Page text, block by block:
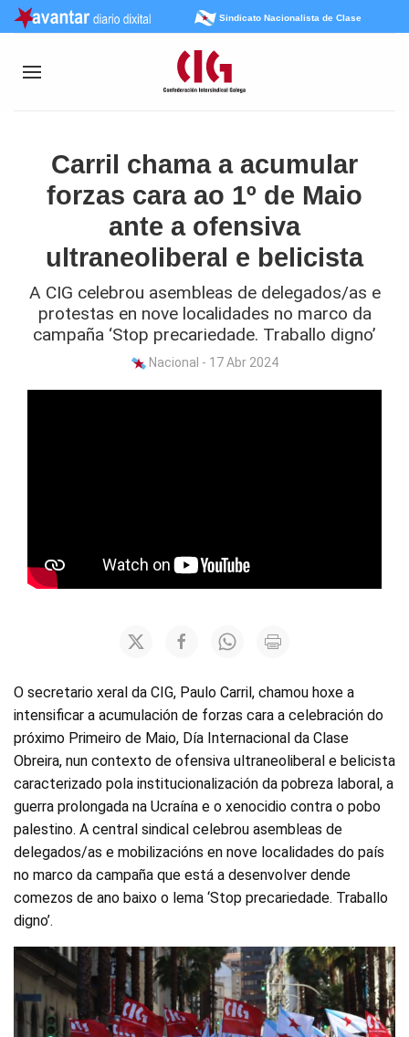
Sindicato Nacionalista de Clase
Carril chama a acumular
forzas cara ao 1º de Maio
ante a ofensiva
ultraneoliberal e belicista
A CIG celebrou asembleas de delegados/as e
protestas en nove localidades no marco da
campaña ‘Stop precariedade. Traballo digno’
Nacional - 17 Abr 2024
O secretario xeral da CIG, Paulo Carril, chamou hoxe a
intensificar a acumulación de forzas cara a celebración do
próximo Primeiro de Maio, Día Internacional da Clase
Obreira, nun contexto de ofensiva ultraneoliberal e belicista
caracterizado pola institucionalización da pobreza laboral, a
guerra prolongada na Ucraína e o xenocidio contra o pobo
palestino. A central sindical celebrou asembleas de
delegados/as e mobilizacións en nove localidades do país
no marco da campaña que está a desenvolver dende
comezos de ano baixo o lema ‘Stop precariedade. Traballo
digno’.